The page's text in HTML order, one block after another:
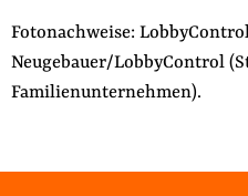
Fotonachweise:
Neugebauer/LobbyControl
Familienunternehmen).